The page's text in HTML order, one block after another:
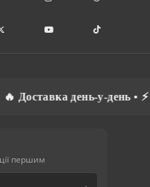
день-у-день • ⚡
першим